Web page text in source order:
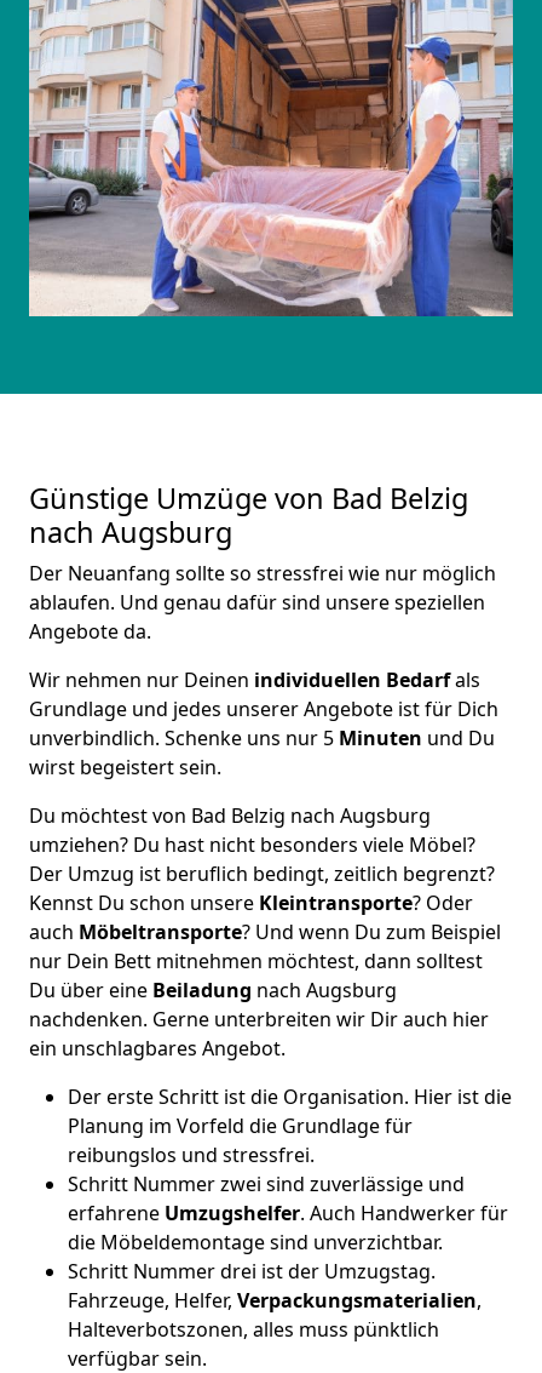
Günstige Umzüge von Bad Belzig
nach Augsburg
Der Neuanfang sollte so stressfrei wie nur möglich
ablaufen. Und genau dafür sind unsere speziellen
Angebote da.
Wir nehmen nur Deinen individuellen Bedarfals
Grundlage und jedes unserer Angebote ist für Dich
unverbindlich. Schenke uns nur 5 Minuten und Du
wirst begeistert sein.
Du möchtest von Bad Belzig nach Augsburg
umziehen? Du hast nicht besonders viele Möbel?
Der Umzug ist beruflich bedingt, zeitlich begrenzt?
Kennst Du schon unsere Kleintransporte? Oder
auch Möbeltransporte? Und wenn Du zum Beispiel
nur Dein Bett mitnehmen möchtest, dann solltest
Du über eine Beiladung nach Augsburg
nachdenken. Gerne unterbreiten wir Dir auch hier
ein unschlagbares Angebot.
Der erste Schritt ist die Organisation. Hier ist die
Planung im Vorfeld die Grundlage für
reibungslos und stressfrei.
Schritt Nummer zwei sind zuverlässige und
erfahrene Umzugshelfer. Auch Handwerker für
die Möbeldemontage sind unverzichtbar.
Schritt Nummer drei ist der Umzugstag.
Fahrzeuge, Helfer, Verpackungsmaterialien,
Halteverbotszonen, alles muss pünktlich
verfügbar sein.